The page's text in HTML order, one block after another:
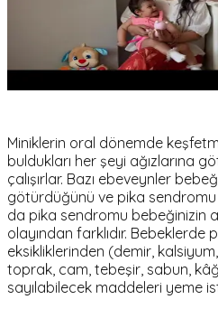
Miniklerin oral dönemde
buldukları her şeyi ağızlarına
çalışırlar. Bazı ebeveynler
götürdüğünü ve pika sendromu
da pika sendromu bebeğinizin
olayından farklıdır.
eksikliklerinden (demir,
toprak, cam, tebeşir, sabun,
sayılabilecek maddeleri yeme